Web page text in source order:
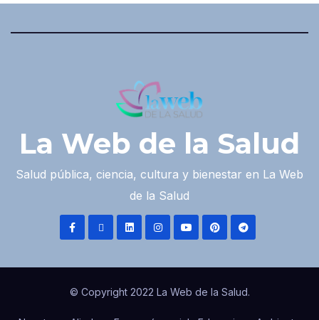
La Web de la Salud
Salud pública, ciencia, cultura y bienestar en La Web
de la Salud
© Copyright 2022 La Web de la Salud.